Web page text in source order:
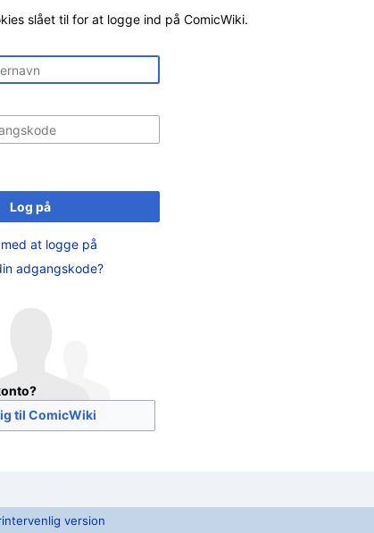
slået til for at logge ind på ComicWiki.
Log på
at logge på
adgangskode?
til ComicWiki
version